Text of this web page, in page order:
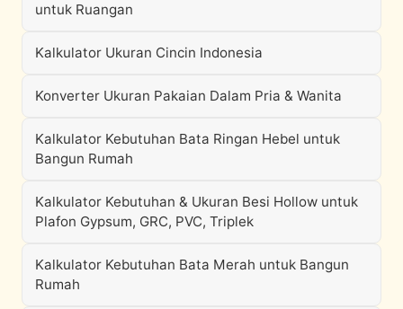
untuk Ruangan
Kalkulator Ukuran Cincin Indonesia
Konverter Ukuran Pakaian Dalam Pria & Wanita
Kalkulator Kebutuhan Bata Ringan Hebel untuk
Bangun Rumah
Kalkulator Kebutuhan & Ukuran Besi Hollow untuk
Plafon Gypsum, GRC, PVC, Triplek
Kalkulator Kebutuhan Bata Merah untuk Bangun
Rumah